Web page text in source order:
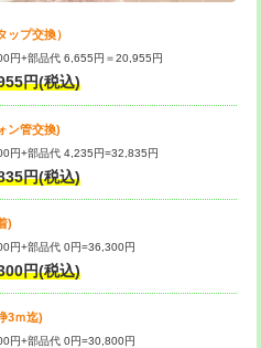
ップ交換）
円+部品代 6,655円＝20,955円
円(税込)
ン管交換)
円+部品代 4,235円=32,835円
円(税込)
)
円+部品代 0円=36,300円
円(税込)
3ｍ迄)
円+部品代 0円=30,800円